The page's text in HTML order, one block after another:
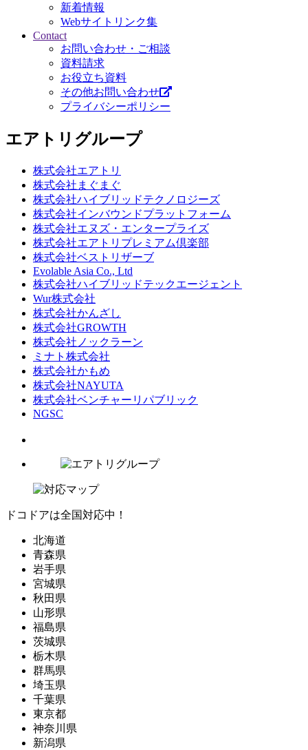
新着情報
Webサイトリンク集
Contact
お問い合わせ・ご相談
資料請求
お役立ち資料
その他お問い合わせ
プライバシーポリシー
エアトリグループ
株式会社エアトリ
株式会社まぐまぐ
株式会社ハイブリッドテクノロジーズ
株式会社インバウンドプラットフォーム
株式会社エヌズ・エンタープライズ
株式会社エアトリプレミアム倶楽部
株式会社ベストリザーブ
Evolable Asia Co., Ltd
株式会社ハイブリッドテックエージェント
Wur株式会社
株式会社かんざし
株式会社GROWTH
株式会社ノックラーン
ミナト株式会社
株式会社かもめ
株式会社NAYUTA
株式会社ベンチャーリパブリック
NGSC
ドコドアは全国対応中！
北海道
青森県
岩手県
宮城県
秋田県
山形県
福島県
茨城県
栃木県
群馬県
埼玉県
千葉県
東京都
神奈川県
新潟県